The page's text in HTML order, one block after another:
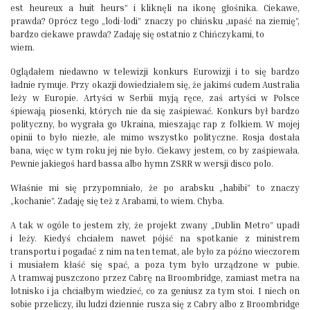
est heureux a huit heurs” i kliknęli na ikonę głośnika. Ciekawe,
prawda? Oprócz tego „lodi-lodi” znaczy po chińsku „upaść na ziemię”,
bardzo ciekawe prawda? Zadaję się ostatnio z Chińczykami, to
wiem.
Oglądałem niedawno w telewizji konkurs Eurowizji i to się bardzo
ładnie rymuje. Przy okazji dowiedziałem się, że jakimś cudem Australia
leży w Europie. Artyści w Serbii myją ręce, zaś artyści w Polsce
śpiewają piosenki, których nie da się zaśpiewać. Konkurs był bardzo
polityczny, bo wygrała go Ukraina, mieszając rap z folkiem. W mojej
opinii to było niezłe, ale mimo wszystko polityczne. Rosja dostała
bana, więc w tym roku jej nie było. Ciekawy jestem, co by zaśpiewała.
Pewnie jakiegoś hard bassa albo hymn ZSRR w wersji disco polo.
Właśnie mi się przypomniało, że po arabsku „habibi” to znaczy
„kochanie”. Zadaję się też z Arabami, to wiem. Chyba.
A tak w ogóle to jestem zły, że projekt zwany „Dublin Metro” upadł
i leży. Kiedyś chciałem nawet pójść na spotkanie z ministrem
transportu i pogadać z nim na ten temat, ale było za późno wieczorem
i musiałem kłaść się spać, a poza tym było urządzone w pubie.
A tramwaj puszczono przez Cabrę na Broombridge, zamiast metra na
lotnisko i ja chciałbym wiedzieć, co za geniusz za tym stoi. I niech on
sobie przeliczy, ilu ludzi dziennie rusza się z Cabry albo z Broombridge